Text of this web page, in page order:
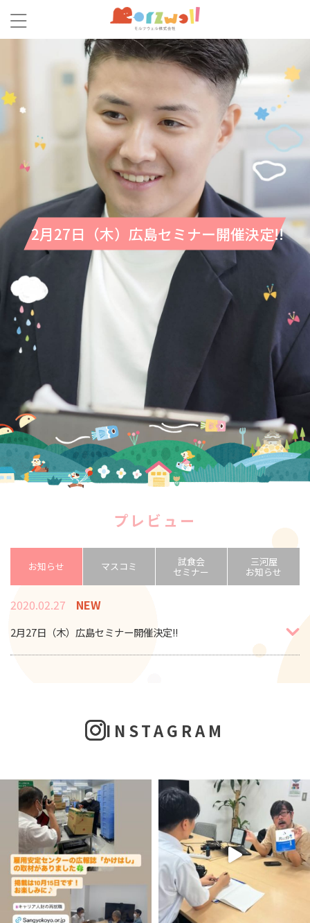
2月27日（木）広島セミナー開催決定!!
プレビュー
お知らせ マスコミ 試食会
セミナー
三河屋
お知らせ
2020.02.27 NEW
2月27日（木）広島セミナー開催決定!!
INSTAGRAM